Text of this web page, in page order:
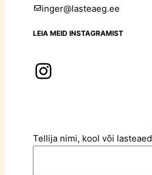
inger@lasteaeg.ee
LEIA MEID INSTAGRAMIST
Instagram
Tellija nimi, kool või lasteaed